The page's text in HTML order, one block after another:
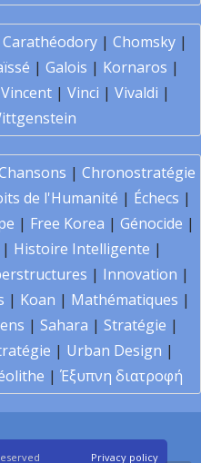
Carathéodory| Chomsky|
| Galois | Kornaros |
Vincent | Vinci | Vivaldi |
| Chronostratégie
de l'Humanité | Échecs |
| Free Korea | Génocide |
| Histoire Intelligente |
| Innovation |
| Koan | Mathématiques |
| Sahara | Stratégie |
| Urban Design |
| Έξυπνη διατροφή
Privacy policy